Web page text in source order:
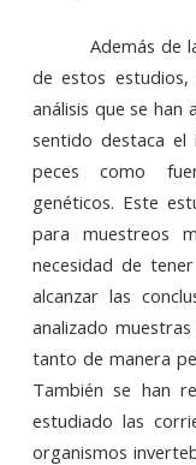
Además de
de estos
análisis que se han
sentido destaca el
peces como
genéticos. Este
para muestreos
necesidad de
alcanzar las
analizado
tanto de manera
También se han
estudiado las
organismos